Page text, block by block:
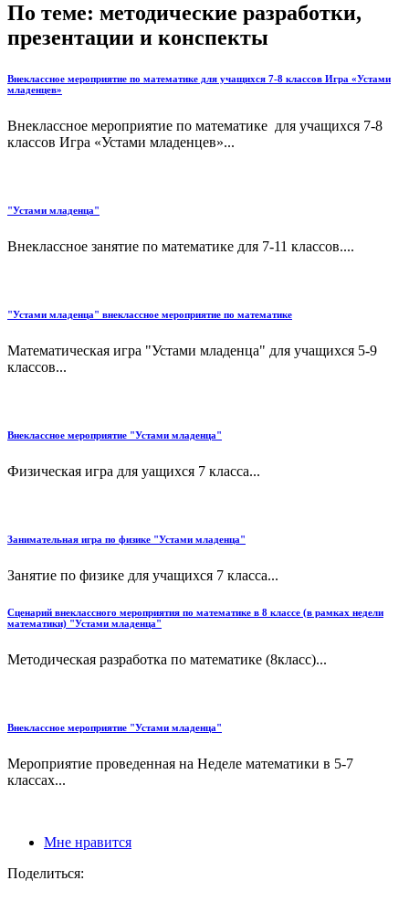
По теме: методические разработки,
презентации и конспекты
Внеклассное мероприятие по математике для учащихся 7-8 классов Игра «Устами
младенцев»
Внеклассное мероприятие по математике для учащихся 7-8
классов Игра «Устами младенцев»...
"Устами младенца"
Внеклассное занятие по математике для 7-11 классов....
"Устами младенца" внеклассное мероприятие по математике
Математическая игра "Устами младенца" для учащихся 5-9
классов...
Внеклассное мероприятие "Устами младенца"
Физическая игра для уащихся 7 класса...
Занимательная игра по физике "Устами младенца"
Занятие по физике для учащихся 7 класса...
Сценарий внеклассного мероприятия по математике в 8 классе (в рамках недели
математики) "Устами младенца"
Методическая разработка по математике (8класс)...
Внеклассное мероприятие "Устами младенца"
Мероприятие проведенная на Неделе математики в 5-7
классах...
Мне нравится
Поделиться: